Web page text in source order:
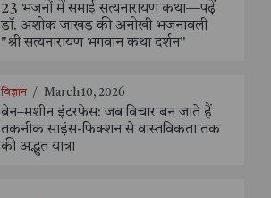
23 भजनों में समाई सत्यनारायण कथा—पढ़ें
डॉ. अशोक जाखड़ की अनोखी भजनावली
"श्री सत्यनारायण भगवान कथा दर्शन"
विज्ञान / March 10, 2026
ब्रेन–मशीन इंटरफेस: जब विचार बन जाते हैं
तकनीक साइंस-फिक्शन से वास्तविकता तक
की अद्भुत यात्रा